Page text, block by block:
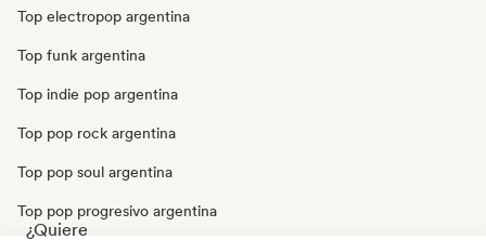
Top electropop argentina
Top funk argentina
Top indie pop argentina
Top pop rock argentina
Top pop soul argentina
Top pop progresivo argentina
¿Quiere